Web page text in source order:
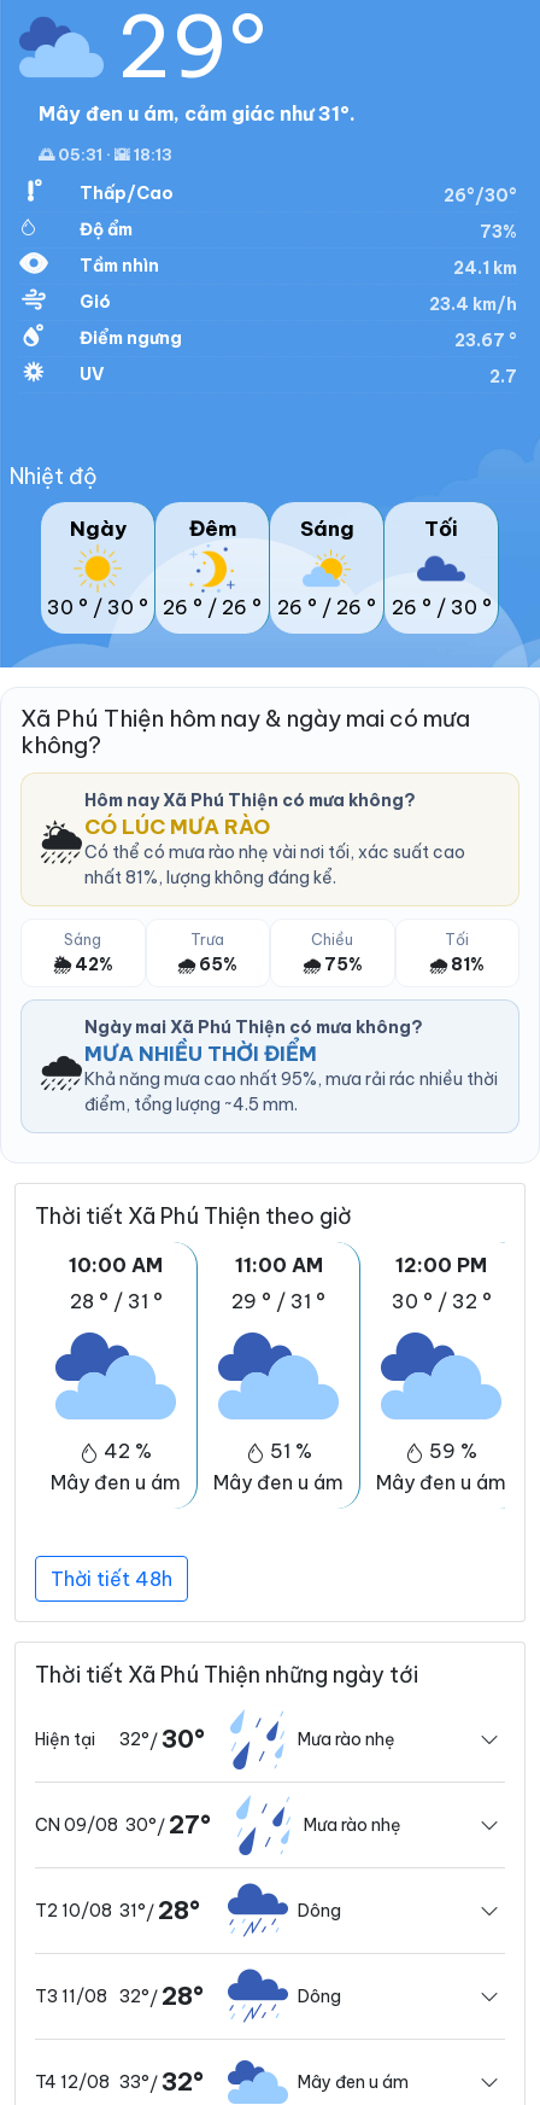
29°
Mây đen u ám, cảm giác như 31°.
🌅 05:31 · 🌇 18:13
Thấp/Cao
26°/30°
Độ ẩm
73%
Tầm nhìn
24.1 km
Gió
23.4 km/h
Điểm ngưng
23.67 °
UV
2.7
Nhiệt độ
Ngày
30 ° / 30 °
Đêm
26 ° / 26 °
Sáng
26 ° / 26 °
Tối
26 ° / 30 °
Xã Phú Thiện hôm nay & ngày mai có mưa
không?
🌦️
Hôm nay Xã Phú Thiện có mưa không?
CÓ LÚC MƯA RÀO
Có thể có mưa rào nhẹ vài nơi tối, xác suất cao
nhất 81%, lượng không đáng kể.
Sáng
🌦️ 42%
Trưa
🌧️ 65%
Chiều
🌧️ 75%
Tối
🌧️ 81%
🌧️
Ngày mai Xã Phú Thiện có mưa không?
MƯA NHIỀU THỜI ĐIỂM
Khả năng mưa cao nhất 95%, mưa rải rác nhiều thời
điểm, tổng lượng ~4.5 mm.
Thời tiết Xã Phú Thiện theo giờ
10:00 AM
28 ° / 31 °
42 %
Mây đen u ám
11:00 AM
29 ° / 31 °
51 %
Mây đen u ám
12:00 PM
30 ° / 32 °
59 %
Mây đen u ám
Thời tiết 48h
Thời tiết Xã Phú Thiện những ngày tới
Hiện tại 32°/ 30° Mưa rào nhẹ
CN 09/08 30°/ 27° Mưa rào nhẹ
T2 10/08 31°/ 28° Dông
T3 11/08 32°/ 28° Dông
T4 12/08 33°/ 32° Mây đen u ám